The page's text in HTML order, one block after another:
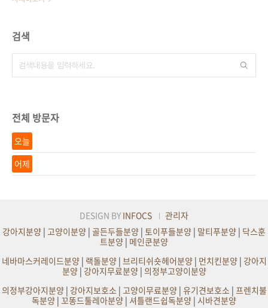
검색
전체 방문자
오늘
어제
DESIGN BY INFOCS
관리자
강아지분양 | 고양이분양 | 골든두들분양 | 토이푸들분양 | 말티푸분양 | 닥스훈
트분양 | 메인쿤분양
네바마스커레이드분양| 랙돌분양| 브리티쉬숏헤어분양| 먼치킨분양| 강아지
분양|강아지무료분양| 의정부고양이분양
의정부강아지분양| 강아지보호소| 고양이무료분양| 유기견보호소| 프렌치불
독분양 | 꼬똥드툴레아분양 | 셔틀랜드쉽독분양 | 시바견분양